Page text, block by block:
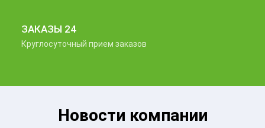
ЗАКАЗЫ 24
Круглосуточный прием заказов
Новости компании